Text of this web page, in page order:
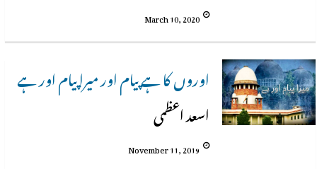
March 10, 2020
اوروں کا ہے پیام اور میرا پیام اور ہے
اسعد اعظمی
November 11, 2019